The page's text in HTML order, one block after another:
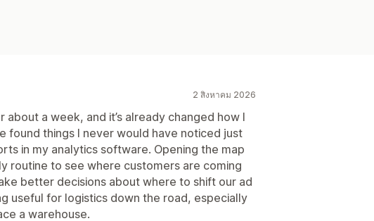
2 สิงหาคม 2026
about a week, and it’s already changed how I
found things I never would have noticed just
in my analytics software. Opening the map
routine to see where customers are coming
better decisions about where to shift our ad
useful for logistics down the road, especially
a warehouse.